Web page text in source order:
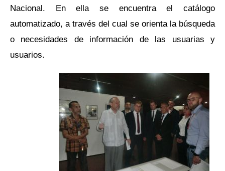
Nacional. En ella se encuentra el catálogo
automatizado, a través del cual se orienta la búsqueda
o necesidades de información de las usuarias y
usuarios.